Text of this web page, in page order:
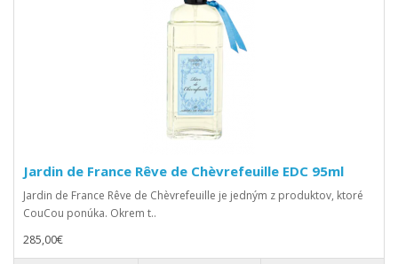
Jardin de France Rêve de Chèvrefeuille EDC 95ml
Jardin de France Rêve de Chèvrefeuille je jedným z produktov, ktoré
CouCou ponúka. Okrem t..
285,00€